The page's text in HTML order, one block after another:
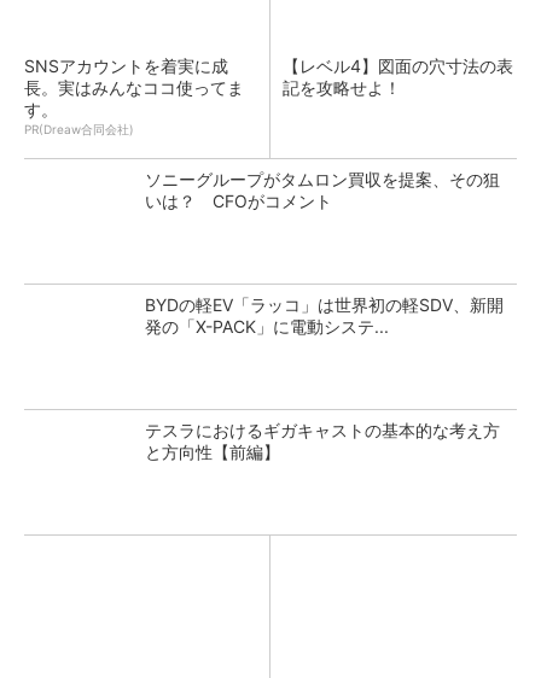
SNSアカウントを着実に成
長。実はみんなココ使ってま
す。
PR(Dreaw合同会社)
【レベル4】図面の穴寸法の表
記を攻略せよ！
ソニーグループがタムロン買収を提案、その狙
いは？ CFOがコメント
BYDの軽EV「ラッコ」は世界初の軽SDV、新開
発の「X-PACK」に電動システ...
テスラにおけるギガキャストの基本的な考え方
と方向性【前編】